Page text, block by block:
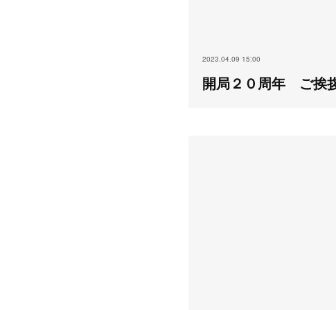
2023.04.09 15:00
開局２０周年 ご挨